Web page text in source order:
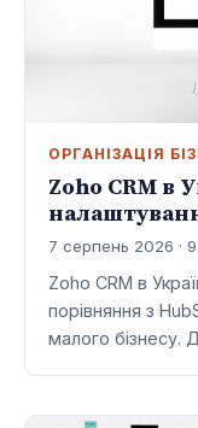
ОРГАНІЗАЦІЯ
Zoho CRM в
7 серпень 2026 ·
Zoho CRM в
порівняння з
малого бізнесу.